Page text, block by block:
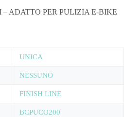
– ADATTO PER PULIZIA E-BIKE
UNICA
NESSUNO
FINISH LINE
BCPUCO200